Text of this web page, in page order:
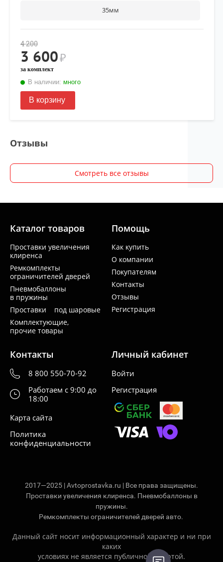
35мм
4 200
3 600₽
за комплект
В наличии: много
В корзину
Отзывы
Смотреть все отзывы
Каталог товаров
Проставки увеличения
клиренса
Ремкомплекты
ограничителей дверей
Пневмобаллоны
в пружины
Проставки под шаровые
Комплектующие,
прочие товары
Помощь
Как купить
О компании
Покупателям
Контакты
Отзывы
Регистрация
Контакты
8 800 550-70-92
Работаем с 9:00 до
18:00
Карта сайта
Политика
конфиденциальности
Личный кабинет
Войти
Регистрация
2017—2025 | Avtoprostavka.ru | Все права защищены.
Проставки увеличения клиренса. Пневмобаллоны в
пружины.
Ремкомплекты ограничителей дверей авто.
Данный сайт носит информационный характер и ни при
каких
условиях не является публичной офертой.